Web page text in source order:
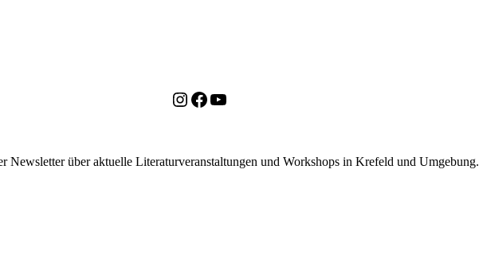
Instagram
Facebook
YouTube
über aktuelle Literaturveranstaltungen und Workshops in Krefeld und Umgebung.